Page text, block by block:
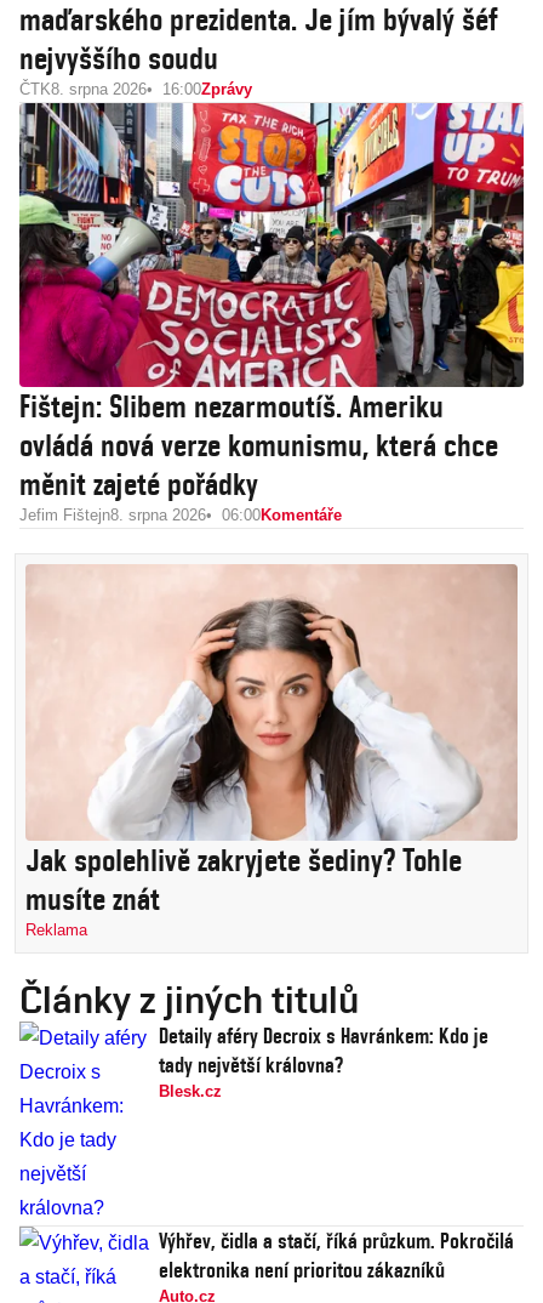
maďarského prezidenta. Je jím bývalý šéf
nejvyššího soudu
ČTK8. srpna 2026 16:00Zprávy
Fištejn: Slibem nezarmoutíš. Ameriku
ovládá nová verze komunismu, která chce
měnit zajeté pořádky
Jefim Fištejn8. srpna 2026 06:00Komentáře
Jak spolehlivě zakryjete šediny? Tohle
musíte znát
Reklama
Články z jiných titulů
Detaily aféry Decroix s Havránkem: Kdo je
tady největší královna?
Blesk.cz
Výhřev, čidla a stačí, říká průzkum. Pokročilá
elektronika není prioritou zákazníků
Auto.cz